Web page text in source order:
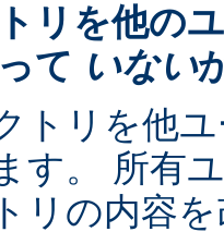
リを他の
て いない
トリを他
す。 所有
リの内容